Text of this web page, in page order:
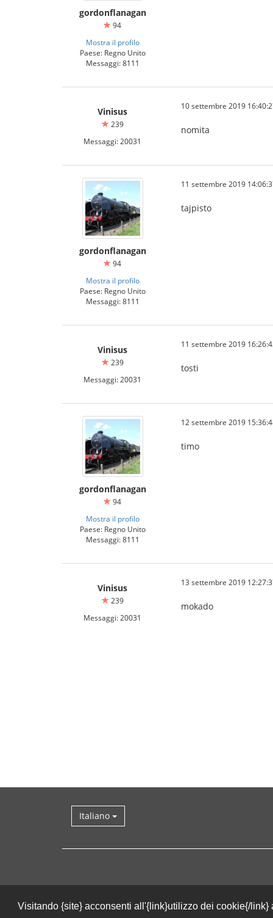
Visitando {site} acconsenti all'{link}utilizzo dei cookie{/
gordonflanagan
94
Mostra il profilo
Paese: Regno Unito
Messaggi: 8111
Vinisus
239
Messaggi: 20031
10 settembre 2019
nomita
gordonflanagan
94
Mostra il profilo
Paese: Regno Unito
Messaggi: 8111
11 settembre 2019
tajpisto
Vinisus
239
Messaggi: 20031
11 settembre 2019
tosti
gordonflanagan
94
Mostra il profilo
Paese: Regno Unito
Messaggi: 8111
12 settembre 2019
timo
Vinisus
239
Messaggi: 20031
13 settembre 2019
mokado
Italiano